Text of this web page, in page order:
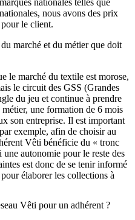
nous avons des prix
le client.
marché et du métier que doit
le marché du textile est morose,
le circuit des GSS (Grandes
du jeu et continue à prendre
une formation de 6 mois
son entreprise. Il est important
exemple, afin de choisir au
Vêti bénéficie du « tronc
autonomie pour le reste des
est donc de se tenir informé
élaborer les collections à
Vêti pour un adhérent ?